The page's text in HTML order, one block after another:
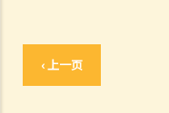
‹ 上一页
12. 就版权法而言，甚么是
13. 表演者可就他们的演出享